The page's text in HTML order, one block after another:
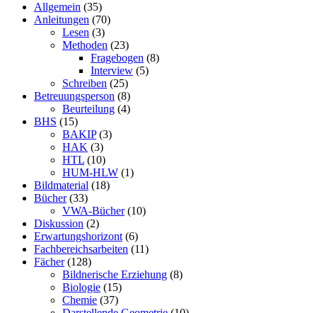
Allgemein (35)
Anleitungen (70)
Lesen (3)
Methoden (23)
Fragebogen (8)
Interview (5)
Schreiben (25)
Betreuungsperson (8)
Beurteilung (4)
BHS (15)
BAKIP(3)
HAK (3)
HTL (10)
HUM-HLW (1)
Bildmaterial (18)
Bücher(33)
VWA-Bücher(10)
Diskussion (2)
Erwartungshorizont(6)
Fachbereichsarbeiten (11)
Fächer(128)
Bildnerische Erziehung (8)
Biologie (15)
Chemie (37)